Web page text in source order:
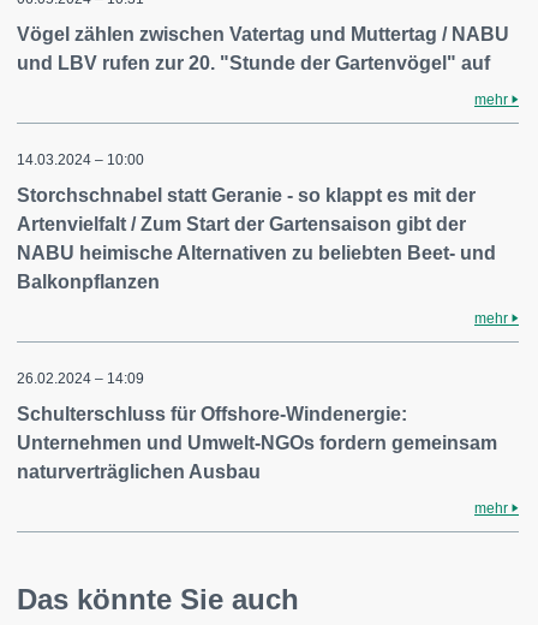
Vögel zählen zwischen Vatertag und Muttertag / NABU
und LBV rufen zur 20. "Stunde der Gartenvögel" auf
mehr
14.03.2024 – 10:00
Storchschnabel statt Geranie - so klappt es mit der
Artenvielfalt / Zum Start der Gartensaison gibt der
NABU heimische Alternativen zu beliebten Beet- und
Balkonpflanzen
mehr
26.02.2024 – 14:09
Schulterschluss für Offshore-Windenergie:
Unternehmen und Umwelt-NGOs fordern gemeinsam
naturverträglichen Ausbau
mehr
Das könnte Sie auch